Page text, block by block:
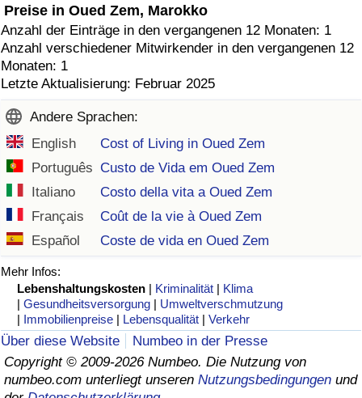
Preise in Oued Zem, Marokko
Anzahl der Einträge in den vergangenen 12 Monaten: 1
Anzahl verschiedener Mitwirkender in den vergangenen 12
Monaten: 1
Letzte Aktualisierung: Februar 2025
Andere Sprachen:
English
Cost of Living in Oued Zem
Português Custo de Vida em Oued Zem
Italiano
Costo della vita a Oued Zem
Français
Coût de la vie à Oued Zem
Español
Coste de vida en Oued Zem
Mehr Infos:
Lebenshaltungskosten | Kriminalität | Klima
|Gesundheitsversorgung | Umweltverschmutzung
| Immobilienpreise | Lebensqualität |Verkehr
Über diese Website
Numbeo in der Presse
Copyright © 2009-2026 Numbeo. Die Nutzung von
numbeo.com unterliegt unseren Nutzungsbedingungen und